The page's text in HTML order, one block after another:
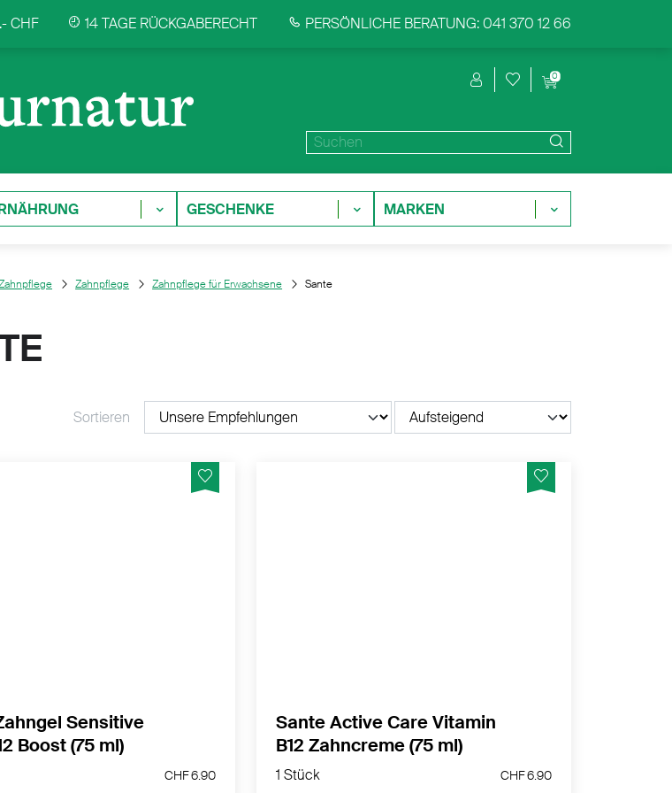
CHF 14 TAGE RÜCKGABERECHT PERSÖNLICHE BERATUNG: 041 370 12 66
0
GESCHENKE MARKEN
Zahnpflege Zahnpflege für Erwachsene Sante
Sortieren
Sensitive
Boost (75 ml)
CHF 6.90
1 Stück
Sante Active Care Vitamin
B12 Zahncreme (75 ml)
1 Stück CHF 6.90